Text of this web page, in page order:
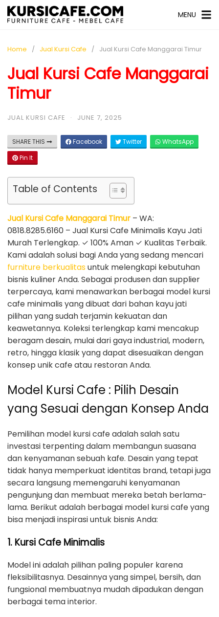
MENU
Home Jual Kursi Cafe Jual Kursi Cafe Manggarai Timur
Jual Kursi Cafe Manggarai
Timur
JUAL KURSI CAFE · JUNE 7, 2025
SHARE THIS Facebook Twitter
WhatsApp
Pin It
Table of Contents
Jual Kursi Cafe Manggarai Timur – WA:
0818.8285.6160 – Jual Kursi Cafe Minimalis Kayu Jati
Murah Terlengkap. ✓ 100% Aman ✓ Kualitas Terbaik.
Kami adalah solusi bagi Anda yang sedang mencari
furniture berkualitasuntuk melengkapi kebutuhan
bisnis kuliner Anda. Sebagai produsen dan supplier
terpercaya, kami menawarkan berbagai model kursi
cafe minimalis yang dibuat dari bahan kayu jati
pilihan yang sudah terjamin kekuatan dan
keawetannya. Koleksi terlengkap kami mencakup
beragam desain, mulai dari gaya industrial, modern,
retro, hingga klasik yang dapat disesuaikan dengan
konsep unik cafe atau restoran Anda.
Model Kursi Cafe : Pilih Desain
yang Sesuai dengan Konsep Anda
Pemilihan model kursi cafe adalah salah satu
investasi terpenting dalam membangun suasana
dan kenyamanan sebuah kafe. Desain yang tepat
tidak hanya memperkuat identitas brand, tetapi juga
secara langsung memengaruhi kenyamanan
pengunjung dan membuat mereka betah berlama-
lama. Berikut adalah berbagai model kursi cafe yang
bisa menjadi inspirasi untuk bisnis Anda:
1. Kursi Cafe Minimalis
Model ini adalah pilihan paling populer karena
fleksibilitasnya. Desainnya yang simpel, bersih, dan
fungsional membuatnya mudah dipadukan dengan
berbagai tema interior.